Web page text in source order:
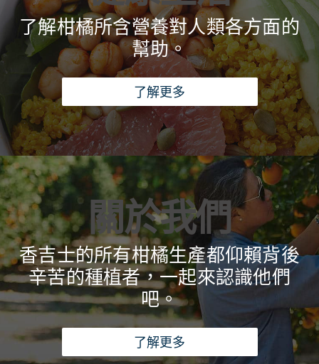
了解柑橘所含營養對人類各方面的
幫助。
了解更多
關於我們
香吉士的所有柑橘生產都仰賴背後
辛苦的種植者，一起來認識他們
吧。
了解更多